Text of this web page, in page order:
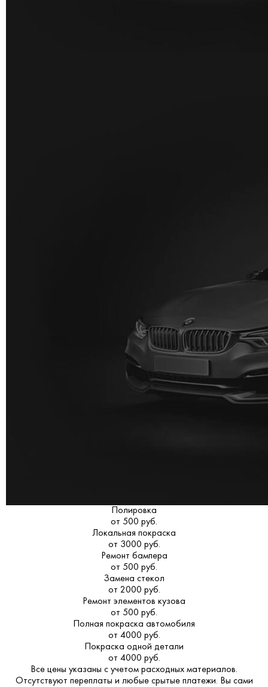
Полировка
от 500 руб.
Локальная покраска
от 3000 руб.
Ремонт бампера
от 500 руб.
Замена стекол
от 2000 руб.
Ремонт элементов кузова
от 500 руб.
Полная покраска автомобиля
от 4000 руб.
Покраска одной детали
от 4000 руб.
Все цены указаны с учетом расходных материалов.
Отсутствуют переплаты и любые срытые платежи. Вы сами